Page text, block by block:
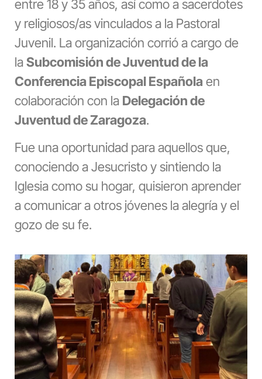
entre 18 y 35 años, así como a sacerdotes
y religiosos/as vinculados a la Pastoral
Juvenil. La organización corrió a cargo de
laSubcomisión de Juventud de la
Conferencia Episcopal Española en
colaboración con la Delegación de
Juventud de Zaragoza.
Fue una oportunidad para aquellos que,
conociendo a Jesucristo y sintiendo la
Iglesia como su hogar, quisieron aprender
a comunicar a otros jóvenes la alegría y el
gozo de su fe.